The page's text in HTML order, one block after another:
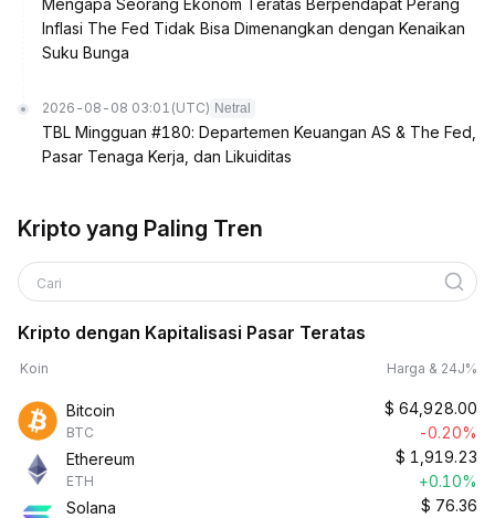
Mengapa Seorang Ekonom Teratas Berpendapat Perang
Inflasi The Fed Tidak Bisa Dimenangkan dengan Kenaikan
Suku Bunga
2026-08-08 03:01 (UTC) Netral
TBL Mingguan #180: Departemen Keuangan AS & The Fed,
Pasar Tenaga Kerja, dan Likuiditas
Kripto yang Paling Tren
Cari
Kripto dengan Kapitalisasi Pasar Teratas
Koin Harga & 24J%
Bitcoin
BTC
$ 64,928.00
-0.20%
Ethereum
ETH
$ 1,919.23
+0.10%
Solana
$ 76.36